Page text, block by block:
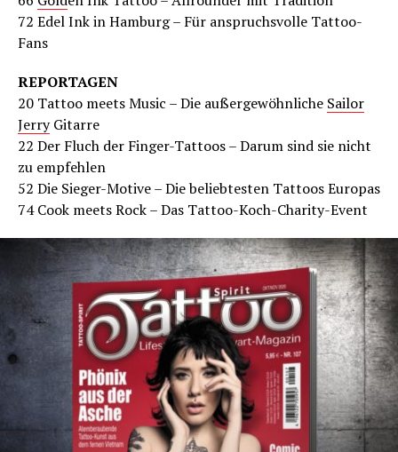
72 Edel Ink in Hamburg – Für anspruchsvolle Tattoo-
Fans
REPORTAGEN
20 Tattoo meets Music – Die außergewöhnliche Sailor
JerryGitarre
22 Der Fluch der Finger-Tattoos – Darum sind sie nicht
zu empfehlen
52 Die Sieger-Motive – Die beliebtesten Tattoos Europas
74 Cook meets Rock – Das Tattoo-Koch-Charity-Event